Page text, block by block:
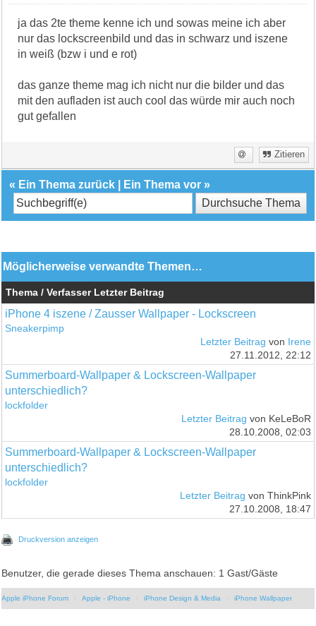
ja das 2te theme kenne ich und sowas meine ich aber
nur das lockscreenbild und das in schwarz und iszene
in weiß (bzw i und e rot)
das ganze theme mag ich nicht nur die bilder und das
mit den aufladen ist auch cool das würde mir auch noch
gut gefallen
Zitieren
« Ein Thema zurück Ein Thema vor »
Möglicherweise verwandte Themen…
Thema / Verfasser Letzter Beitrag
iPhone 4 iszene / Zausser Wallpaper - Lockscreen
Sneakerpimp
Letzter Beitrag von Irene
27.11.2012, 22:12
Summerboard-Wallpaper & Lockscreen-Wallpaper
unterschiedlich?
lockfolder
Letzter Beitrag von KeLeBoR
28.10.2008, 02:03
Summerboard-Wallpaper & Lockscreen-Wallpaper
unterschiedlich?
lockfolder
Letzter Beitrag von ThinkPink
27.10.2008, 18:47
Druckversion anzeigen
Benutzer, die gerade dieses Thema anschauen: 1 Gast/Gäste
Apple iPhone Forum Apple - iPhone iPhone Design & Media iPhone Wallpaper